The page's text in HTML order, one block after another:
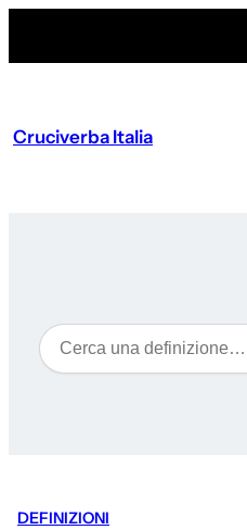
Cruciverba Italia
Cerca
DEFINIZIONI